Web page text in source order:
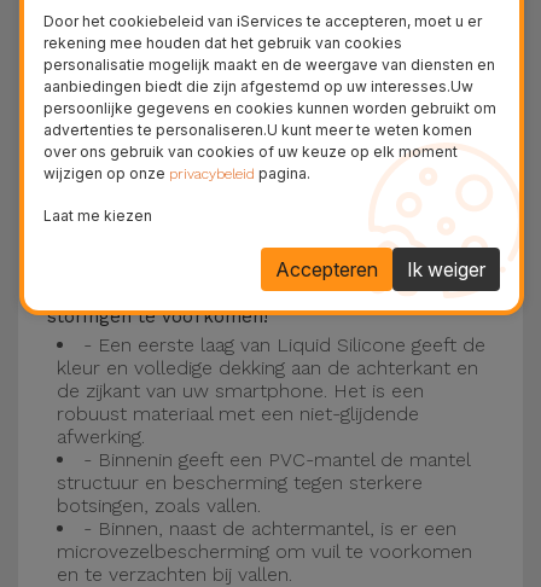
15, 14, 13, 12 onder meer en het nieuwste model
van de Apple, deiPhone 16eniPhone 17.
Drie-laagse bescherming met de
siliconen kappen
Onze iPhone siliconen hoesjes hebben een
robuuste, kwalitatieve constructie met een
drielaagse constructie om ongelukken en
storingen te voorkomen!
- Een eerste laag van Liquid Silicone geeft de
kleur en volledige dekking aan de achterkant en
de zijkant van uw smartphone. Het is een
robuust materiaal met een niet-glijdende
afwerking.
- Binnenin geeft een PVC-mantel de mantel
structuur en bescherming tegen sterkere
botsingen, zoals vallen.
- Binnen, naast de achtermantel, is er een
microvezelbescherming om vuil te voorkomen
en te verzachten bij vallen.
Door het cookiebeleid van iServices te accepteren, moet u er
rekening mee houden dat het gebruik van cookies
personalisatie mogelijk maakt en de weergave van diensten en
aanbiedingen biedt die zijn afgestemd op uw interesses.Uw
persoonlijke gegevens en cookies kunnen worden gebruikt om
advertenties te personaliseren.U kunt meer te weten komen
over ons gebruik van cookies of uw keuze op elk moment
wijzigen op onze privacybeleid pagina.
Laat me kiezen
Ik weiger
Accepteren